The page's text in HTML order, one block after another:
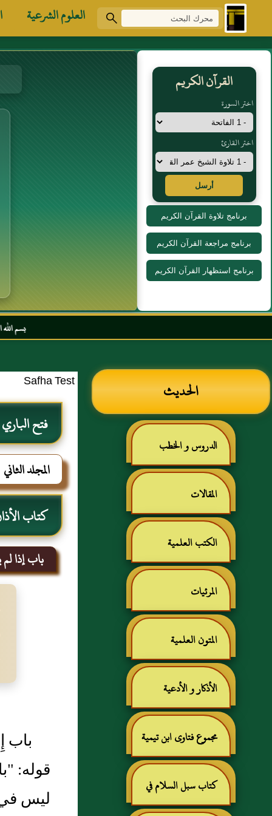
العلوم الشرعية
القرآن الكريم
اختر السورة
اختر القارئ
أرسل
برنامج تلاوة القرآن الكريم
برنامج مراجعة القرآن الكريم
برنامج استظهار القرآن الكريم
بسم الله الرحمن الرحيم
الحديث
الدروس و الخطب
المقالات
الكتب العلمية
المرئيات
المتون العلمية
الأذكار و الأدعية
مجموع فتاوى ابن تيمية
كتاب سبل السلام في
Safha Test
فتح
المجلد الثاني
كتاب
باب إذا
باب
قوله:
ليس في